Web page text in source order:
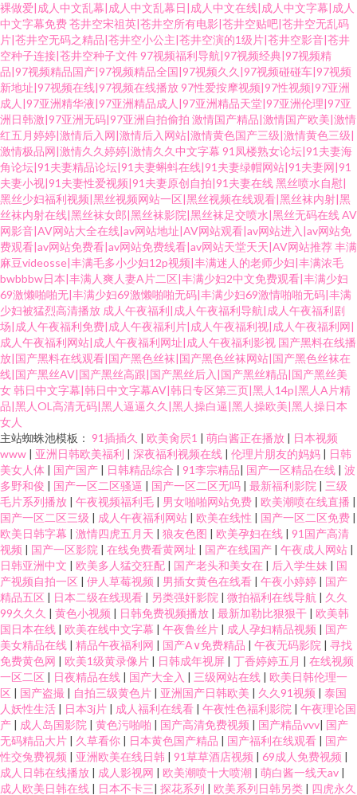
裸做爱|成人中文乱幕|成人中文乱幕日|成人中文在线|成人中文字幕|成人
中文字幕免费苍井空宋祖英|苍井空所有电影|苍井空贴吧|苍井空无乱码
片|苍井空无码之精品|苍井空小公主|苍井空演的1级片|苍井空影音|苍井
空种子连接|苍井空种子文件97视频福利导航|97视频经典|97视频精
品|97视频精品国产|97视频精品全国|97视频久久|97视频碰碰车|97视频
新地址|97视频在线|97视频在线播放97性爱按摩视频|97性视频|97亚洲
成人|97亚洲精华液|97亚洲精品成人|97亚洲精品天堂|97亚洲伦理|97亚
洲日韩激|97亚洲无码|97亚洲自拍偷拍 激情国产精品|激情国产欧美|激情
红五月婷婷|激情后入网|激情后入网站|激情黄色国产三级|激情黄色三级|
激情极品网|激情久久婷婷|激情久久中文字幕 91凤楼熟女论坛|91夫妻海
角论坛|91夫妻精品论坛|91夫妻蝌蚪在线|91夫妻绿帽网站|91夫妻网|91
夫妻小视|91夫妻性爱视频|91夫妻原创自拍|91夫妻在线黑丝喷水自慰|
黑丝少妇福利视频|黑丝视频网站一区|黑丝视频在线观看|黑丝袜内射|黑
丝袜内射在线|黑丝袜女郎|黑丝袜影院|黑丝袜足交喷水|黑丝无码在线AV
网影音|AV网站大全在线|av网站地址|AV网站观看|av网站进入|av网站免
费观看|av网站免费看|av网站免费线看|av网站天堂天天|AV网站推荐丰满
麻豆videosse|丰满毛多小少妇12p视频|丰满迷人的老师少妇|丰满浓毛
bwbbbw日本|丰满人爽人妻A片二区|丰满少妇2中文免费观看|丰满少妇
69激懒啪啪无|丰满少妇69激懒啪啪无码|丰满少妇69激情啪啪无码|丰满
少妇被猛烈高清播放 成人午夜福利|成人午夜福利导航|成人午夜福利剧
场|成人午夜福利免费|成人午夜福利片|成人午夜福利视|成人午夜福利网|
成人午夜福利网站|成人午夜福利网址|成人午夜福利影视 国产黑料在线播
放|国产黑料在线观看|国产黑色丝袜|国产黑色丝袜网站|国产黑色丝袜在
线|国产黑丝AV|国产黑丝高跟|国产黑丝后入|国产黑丝精品|国产黑丝美
女韩日中文字幕|韩日中文字幕AV|韩日专区第三页|黑人14p|黑人A片精
品|黑人OL高清无码|黑人逼逼久久|黑人操白逼|黑人操欧美|黑人操日本
女人
主站蜘蛛池模板： 91插插久 | 欧美肏屄1 | 萌白酱正在播放 | 日本视频
www | 亚洲日韩欧美福利 | 深夜福利视频在线 | 伦理片朋友的妈妈 | 日韩
美女人体 | 国产国产 | 日韩精品综合 | 91李宗精品| 国产一区精品在线 | 波
多野和俊 | 国产一区二区骚逼 | 国产一区二区无吗 | 最新福利影院 | 三级
毛片系列播放 | 午夜视频福利毛 | 男女啪啪网站免费 | 欧美潮喷在线直播 |
国产一区二区三级 | 成人午夜福利网站 | 欧美在线性 | 国产一区二区免费 |
欧美日韩字幕 | 激情四虎五月天 | 狼友色图 | 欧美孕妇在线 | 91国产高清
视频 | 国产一区影院 | 在线免费看黄网址 | 国产在线国产 | 午夜成人网站 |
日韩亚洲中文 | 欧美多人猛交狂配 | 国产老头和美女在 | 后入学生妹 | 国
产视频自拍一区 | 伊人草莓视频 | 男插女黄色在线看 | 午夜小婷婷 | 国产
精品五区 | 日本二级在线现看 | 另类强奸影院 | 微拍福利在线导航 | 久久
99久久久 | 黄色小视频 | 日韩免费视频播放 | 最新加勒比狠狠干 | 欧美韩
国日本在线 | 欧美在线中文字幕 | 午夜鲁丝片 | 成人孕妇精品视频 | 国产
美女精品在线 | 精品午夜福利网 | 国产A∨免费精品 | 午夜无码影院 | 寻找
免费黄色网 | 欧美1级黄录像片 | 日韩成年视屏 | 丁香婷婷五月 | 在线视频
一区二区 | 日夜精品在线 | 国产大全入 | 三级网站在线 | 欧美日韩伦理一
区 | 国产盗撮 | 自拍三级黄色片 | 亚洲国产日韩欧美 | 久久91视频 | 泰国
人妖性生活 | 日本3j片 | 成人福利在线看 | 午夜性色福利影院 | 午夜理论国
产 | 成人岛国影院 | 黄色污啪啪 | 国产高清免费视频 | 国产精品vvv| 国产
无码精品大片 | 久草看你 | 日本黄色国产精品 | 国产福利在线观看 | 国产
性交兔费视频 | 亚洲欧美在线日韩 | 91草草酒店视频 | 69成人免费视频 |
成人日韩在线播放 | 成人影视网 | 欧美潮喷十大喷潮 | 萌白酱一线天av |
成人欧美日韩在线 | 日本不卡三| 探花系列 | 欧美系列日韩另类 | 四虎永久